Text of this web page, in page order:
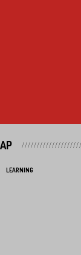
LEARNING